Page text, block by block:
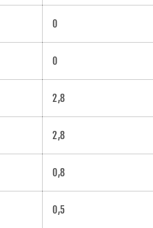
0
0
2,8
2,8
0,8
0,5